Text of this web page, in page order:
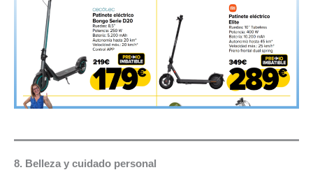
8. Belleza y cuidado personal